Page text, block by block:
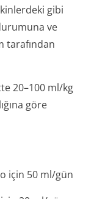
gibi
ve
tarafından
20–100 ml/kg
göre
için 50 ml/gün